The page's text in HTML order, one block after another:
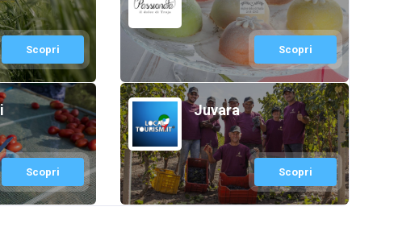
Scopri Scopri
Scopri
Juvara
Scopri